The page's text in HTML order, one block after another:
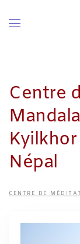
Centre
Népal
CENTRE DE